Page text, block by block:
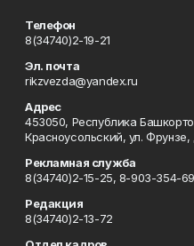
Телефон
8(34740)2-19-21
Эл. почта
rikzvezda@yandex.ru
Адрес
453050, Республика
Красноусольский, ул. Фрунзе,
Рекламная служба
8(34740)2-15-25, 8-903-354-
Редакция
8(34740)2-13-72